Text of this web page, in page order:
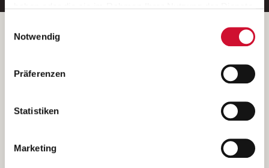
Wenn Sie auf „Cookies zulassen“ klicken, so stimmen
Sie der Speicherung sämtlicher Cookies zu. Sie können
Ihre Einwilligung selbstverständlich jederzeit widerrufen,
indem Sie die Cookie-Einstellungen aufrufen und diese
unsererDatenschutzerklärung
Notwendig
Präferenzen
Statistiken
Marketing
Betreiber der Webseite
Kantstraße 45a
(Ein Tochterunternehmen des AWO Bezirksverbandes Unterfranken
e.V.)